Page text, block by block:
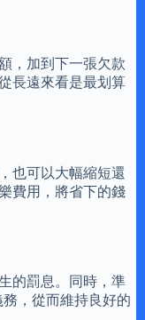
，加到下一張欠款
長遠來看是最划算
也可以大幅縮短還
費用，將省下的錢
的罰息。同時，準
，從而維持良好的